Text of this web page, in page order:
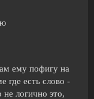
ему пофигу на
где есть слово -
логично это,